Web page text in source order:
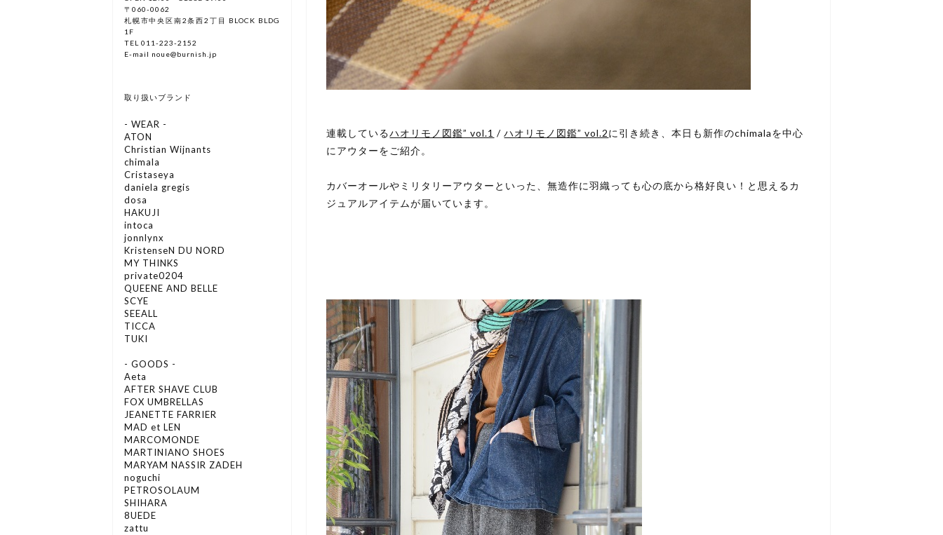
連載しているハオリモノ図鑑” vol.1 /ハオリモノ図鑑” vol.2に引き続き、本日も新作のchimalaを中心
にアウターをご紹介。
カバーオールやミリタリーアウターといった、無造作に羽織っても心の底から格好良い！と思えるカ
ジュアルアイテムが届いています。
〒060-0062
札幌市中央区南2条西2丁目 BLOCK BLDG
1F
TEL 011-223-2152
E-mail noue@burnish.jp
取り扱いブランド
- WEAR -
ATON
Christian Wijnants
chimala
Cristaseya
daniela gregis
dosa
HAKUJI
intoca
jonnlynx
KristenseN DU NORD
MY THINKS
private0204
QUEENE AND BELLE
SCYE
SEEALL
TICCA
TUKI
- GOODS -
Aeta
AFTER SHAVE CLUB
FOX UMBRELLAS
JEANETTE FARRIER
MAD et LEN
MARCOMONDE
MARTINIANO SHOES
MARYAM NASSIR ZADEH
noguchi
PETROSOLAUM
SHIHARA
8UEDE
zattu